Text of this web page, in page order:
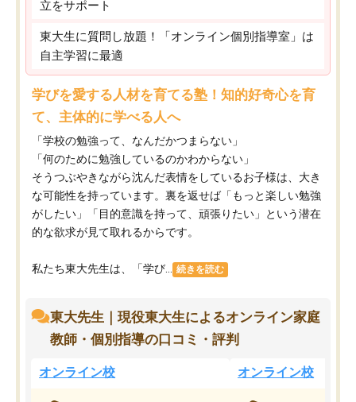
立をサポート
東大生に質問し放題！「オンライン個別指導室」は
自主学習に最適
学びを愛する人材を育てる塾！知的好奇心を育
て、主体的に学べる人へ
「学校の勉強って、なんだかつまらない」
「何のために勉強しているのかわからない」
そうつぶやきながら沈んだ表情をしているお子様は、大き
な可能性を持っています。裏を返せば「もっと楽しい勉強
がしたい」「目的意識を持って、頑張りたい」という潜在
的な欲求が見て取れるからです。
私たち東大先生は、「学び... 続きを読む
東大先生｜現役東大生によるオンライン家庭
教師・個別指導の口コミ・評判
オンライン校 オンライン校